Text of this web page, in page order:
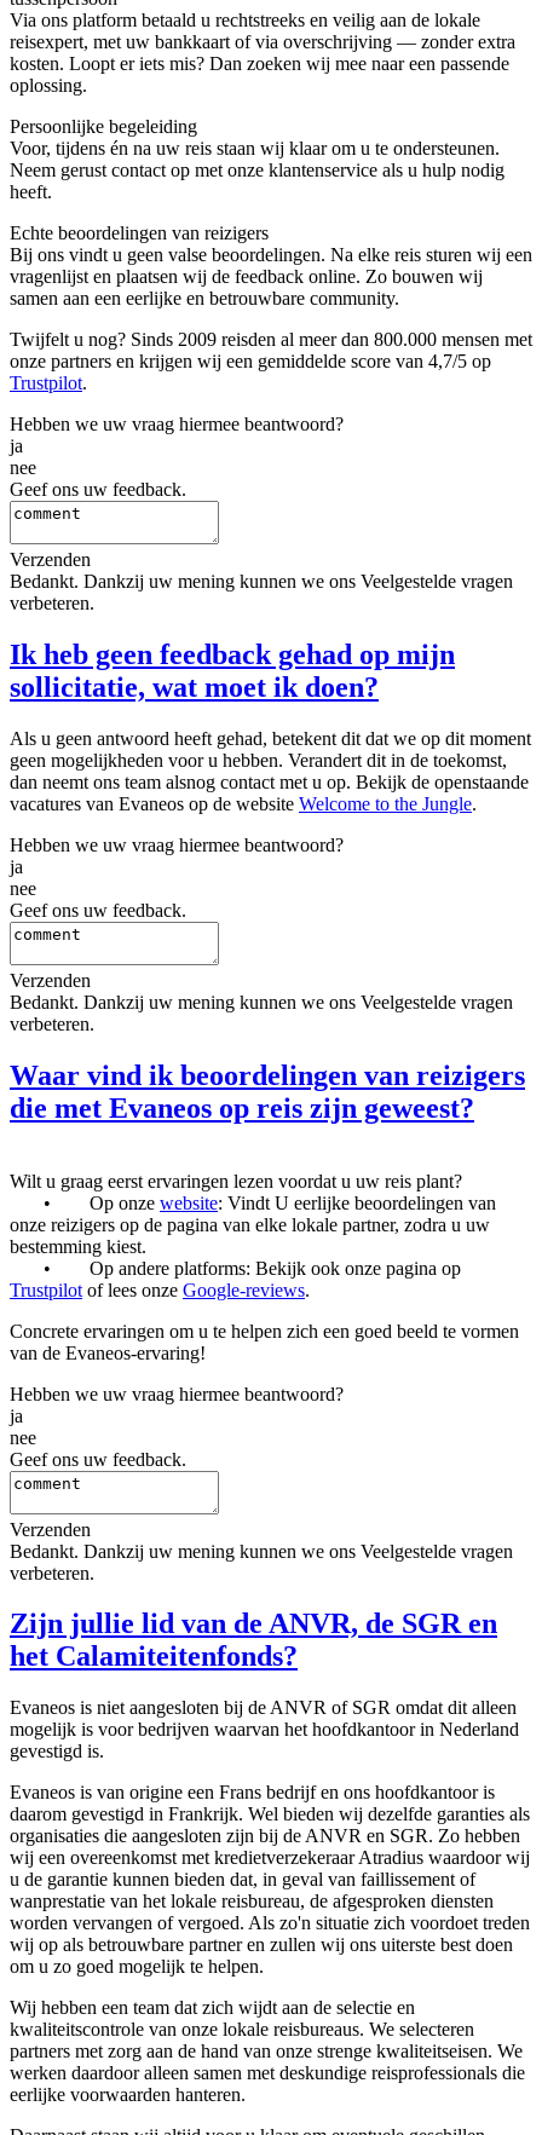
Via ons platform betaald u rechtstreeks en veilig aan de lokale
reisexpert, met uw bankkaart of via overschrijving — zonder extra
kosten. Loopt er iets mis? Dan zoeken wij mee naar een passende
oplossing.
Persoonlijke begeleiding
Voor, tijdens én na uw reis staan wij klaar om u te ondersteunen.
Neem gerust contact op met onze klantenservice als u hulp nodig
heeft.
Echte beoordelingen van reizigers
Bij ons vindt u geen valse beoordelingen. Na elke reis sturen wij een
vragenlijst en plaatsen wij de feedback online. Zo bouwen wij
samen aan een eerlijke en betrouwbare community.
Twijfelt u nog? Sinds 2009 reisden al meer dan 800.000 mensen met
onze partners en krijgen wij een gemiddelde score van 4,7/5 op
Trustpilot.
Hebben we uw vraag hiermee beantwoord?
ja
nee
Geef ons uw feedback.
Verzenden
Bedankt. Dankzij uw mening kunnen we ons Veelgestelde vragen
verbeteren.
Ik heb geen feedback gehad op mijn
sollicitatie, wat moet ik doen?
Als u geen antwoord heeft gehad, betekent dit dat we op dit moment
geen mogelijkheden voor u hebben. Verandert dit in de toekomst,
dan neemt ons team alsnog contact met u op. Bekijk de openstaande
vacatures van Evaneos op de website Welcome to the Jungle.
Hebben we uw vraag hiermee beantwoord?
ja
nee
Geef ons uw feedback.
Verzenden
Bedankt. Dankzij uw mening kunnen we ons Veelgestelde vragen
verbeteren.
Waar vind ik beoordelingen van reizigers
die met Evaneos op reis zijn geweest?
Wilt u graag eerst ervaringen lezen voordat u uw reis plant?
• Op onze website: Vindt U eerlijke beoordelingen van
onze reizigers op de pagina van elke lokale partner, zodra u uw
bestemming kiest.
• Op andere platforms: Bekijk ook onze pagina op
Trustpilot of lees onze Google-reviews.
Concrete ervaringen om u te helpen zich een goed beeld te vormen
van de Evaneos-ervaring!
Hebben we uw vraag hiermee beantwoord?
ja
nee
Geef ons uw feedback.
Verzenden
Bedankt. Dankzij uw mening kunnen we ons Veelgestelde vragen
verbeteren.
Zijn jullie lid van de ANVR, de SGR en
het Calamiteitenfonds?
Evaneos is niet aangesloten bij de ANVR of SGR omdat dit alleen
mogelijk is voor bedrijven waarvan het hoofdkantoor in Nederland
gevestigd is.
Evaneos is van origine een Frans bedrijf en ons hoofdkantoor is
daarom gevestigd in Frankrijk. Wel bieden wij dezelfde garanties als
organisaties die aangesloten zijn bij de ANVR en SGR. Zo hebben
wij een overeenkomst met kredietverzekeraar Atradius waardoor wij
u de garantie kunnen bieden dat, in geval van faillissement of
wanprestatie van het lokale reisbureau, de afgesproken diensten
worden vervangen of vergoed. Als zo'n situatie zich voordoet treden
wij op als betrouwbare partner en zullen wij ons uiterste best doen
om u zo goed mogelijk te helpen.
Wij hebben een team dat zich wijdt aan de selectie en
kwaliteitscontrole van onze lokale reisbureaus. We selecteren
partners met zorg aan de hand van onze strenge kwaliteitseisen. We
werken daardoor alleen samen met deskundige reisprofessionals die
eerlijke voorwaarden hanteren.